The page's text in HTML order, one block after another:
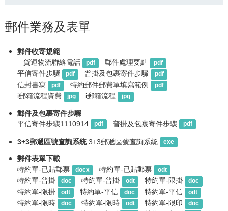
郵件業務及表單
郵件收寄規範
貨運物流聯絡電話
pdf 郵件處理要點 pdf
平信寄件步驟 pdf 普掛及包裹寄件步驟 pdf
信封書寫 pdf 特約郵件郵費單填寫範例 pdf
i郵箱流程資費 jpg i郵箱流程 jpg
郵件及包裹寄件步驟
平信寄件步驟1110914
pdf 普掛及包裹寄件步驟 pdf
3+3郵遞區號查詢系統 3+3郵遞區號查詢系統 exe
郵件表單下載
特約單-已貼郵票
docx 特約單-已貼郵票 odt
特約單-普掛 doc 特約單-普掛 odt 特約單-限掛 doc
特約單-限掛 odt 特約單-平信 doc 特約單-平信 odt
特約單-限時 doc 特約單-限時 odt 特約單-限印 doc